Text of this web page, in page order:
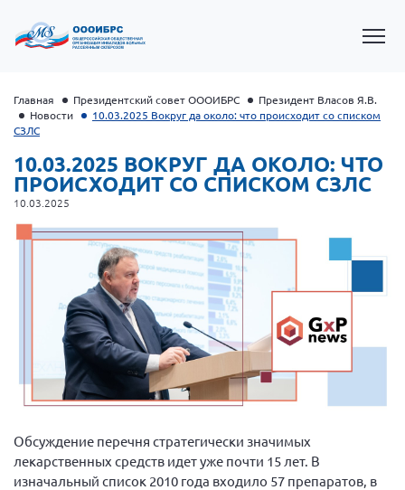
Президент Власов Я.В.
Первый вице-президент Кичигина Н. Ф.
Генеральный директор Матвиевская О.В.
Вице-президент Зрячева Н.В.
Информационная служба
Отдел международных отношений
Главная Президентский совет ОООИБРС
Президент Власов Я.В.
Новости
10.03.2025 Вокруг да около: что происходит со списком
СЗЛС
10.03.2025 ВОКРУГ ДА ОКОЛО: ЧТО
ПРОИСХОДИТ СО СПИСКОМ СЗЛС
10.03.2025
Обсуждение перечня стратегически значимых
лекарственных средств идет уже почти 15 лет. В
изначальный список 2010 года входило 57 препаратов, в